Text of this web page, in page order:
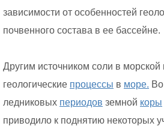
зависимости от особенностей
почвенного состава в ее бассейне.
Другим источником соли в
геологические процессы в море. Во
ледниковых периодов земной коры
приводило к поднятию некоторых